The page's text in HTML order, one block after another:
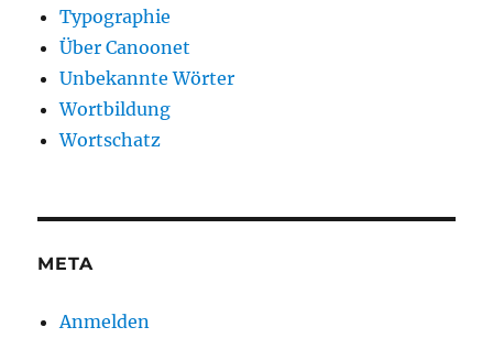
Typographie
Über Canoonet
Unbekannte Wörter
Wortbildung
Wortschatz
META
Anmelden